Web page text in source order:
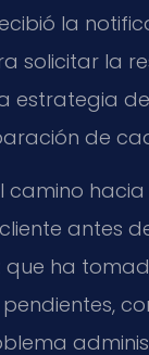
la
solicitar la
la estrategia
de
camino
antes
ha